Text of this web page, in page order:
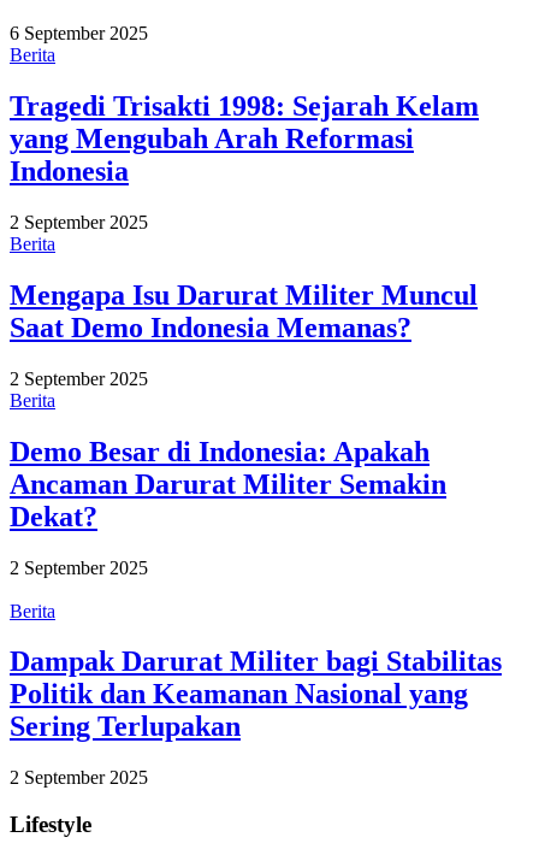
6 September 2025
Berita
Tragedi Trisakti 1998: Sejarah Kelam
yang Mengubah Arah Reformasi
Indonesia
2 September 2025
Berita
Mengapa Isu Darurat Militer Muncul
Saat Demo Indonesia Memanas?
2 September 2025
Berita
Demo Besar di Indonesia: Apakah
Ancaman Darurat Militer Semakin
Dekat?
2 September 2025
Berita
Dampak Darurat Militer bagi Stabilitas
Politik dan Keamanan Nasional yang
Sering Terlupakan
2 September 2025
Lifestyle